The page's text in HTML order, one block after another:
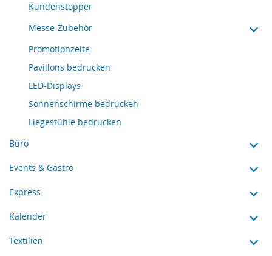
Kundenstopper
Messe-Zubehör
Promotionzelte
Pavillons bedrucken
LED-Displays
Sonnenschirme bedrucken
Liegestühle bedrucken
Büro
Events & Gastro
Express
Kalender
Textilien